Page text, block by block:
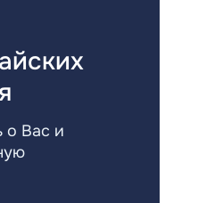
о Вас и